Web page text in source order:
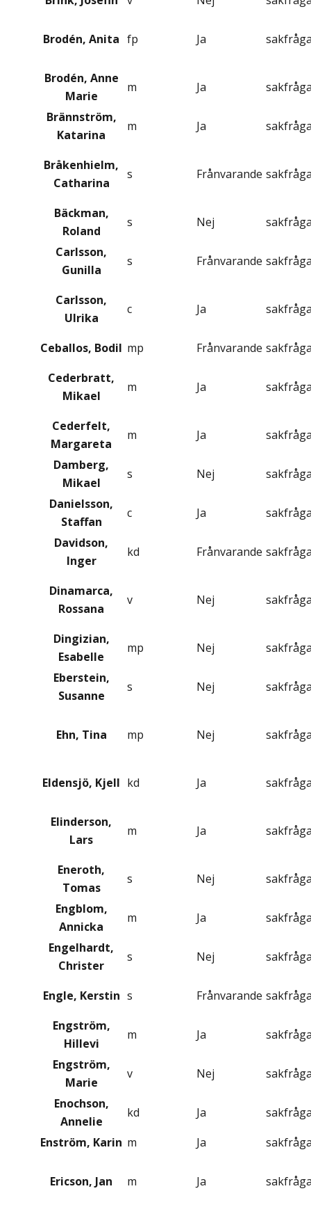
Brodén, Anita fp Ja
Brodén, Anne
Marie
m Ja
Brännström,
Katarina
m Ja
Bråkenhielm,
Catharina
s Frånvarande
Bäckman,
Roland
s Nej
Carlsson,
Gunilla
s Frånvarande
Carlsson,
Ulrika
c Ja
Ceballos, Bodil mp Frånvarande
Cederbratt,
Mikael
m Ja
Cederfelt,
Margareta
m Ja
Damberg,
Mikael
s Nej
Danielsson,
Staffan
c Ja
Davidson,
Inger
kd Frånvarande
Dinamarca,
Rossana
v Nej
Dingizian,
Esabelle
mp Nej
Eberstein,
Susanne
s Nej
Ehn, Tina mp Nej
Eldensjö, Kjell kd Ja
Elinderson,
Lars
m Ja
Eneroth,
Tomas
s Nej
Engblom,
Annicka
m Ja
Engelhardt,
Christer
s Nej
Engle, Kerstin s Frånvarande
Engström,
Hillevi
m Ja
Engström,
Marie
v Nej
Enochson,
Annelie
kd Ja
Enström, Karin m Ja
Ericson, Jan m Ja